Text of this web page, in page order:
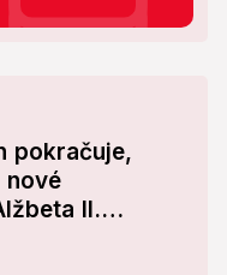
pokračuje,
nové
II.